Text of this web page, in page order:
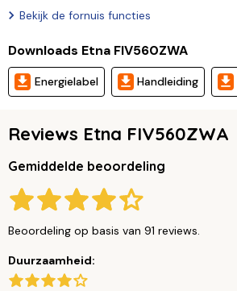
Bekijk de fornuis functies
Downloads Etna FIV560ZWA
Energielabel Handleiding
Reviews Etna FIV560ZWA
Gemiddelde beoordeling
Beoordeling op basis van 91 reviews.
Duurzaamheid: